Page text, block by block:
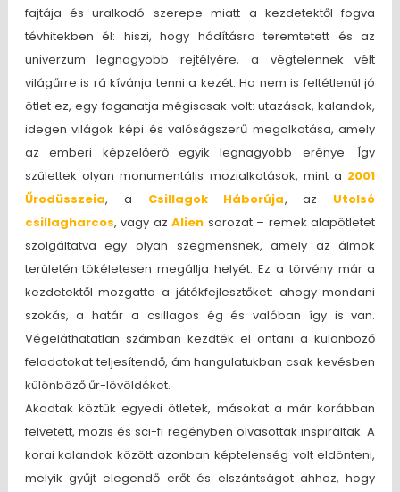
fajtája és uralkodó szerepe miatt a kezdetektől fogva
tévhitekben él: hiszi, hogy hódításra teremtetett és az
univerzum legnagyobb rejtélyére, a végtelennek vélt
világűrre is rá kívánja tenni a kezét. Ha nem is feltétlenül jó
ötlet ez, egy foganatja mégiscsak volt: utazások, kalandok,
idegen világok képi és valóságszerű megalkotása, amely
az emberi képzelőerő egyik legnagyobb erénye. Így
születtek olyan monumentális mozialkotások, mint a 2001
Űrodüsszeia, a Csillagok Háborúja, az Utolsó
csillagharcos, vagy azAlien sorozat – remek alapötletet
szolgáltatva egy olyan szegmensnek, amely az álmok
területén tökéletesen megállja helyét. Ez a törvény már a
kezdetektől mozgatta a játékfejlesztőket: ahogy mondani
szokás, a határ a csillagos ég és valóban így is van.
Végeláthatatlan számban kezdték el ontani a különböző
feladatokat teljesítendő, ám hangulatukban csak kevésben
különböző űr-lövöldéket.
Akadtak köztük egyedi ötletek, másokat a már korábban
felvetett, mozis és sci-fi regényben olvasottak inspiráltak. A
korai kalandok között azonban képtelenség volt eldönteni,
melyik gyűjt elegendő erőt és elszántságot ahhoz, hogy